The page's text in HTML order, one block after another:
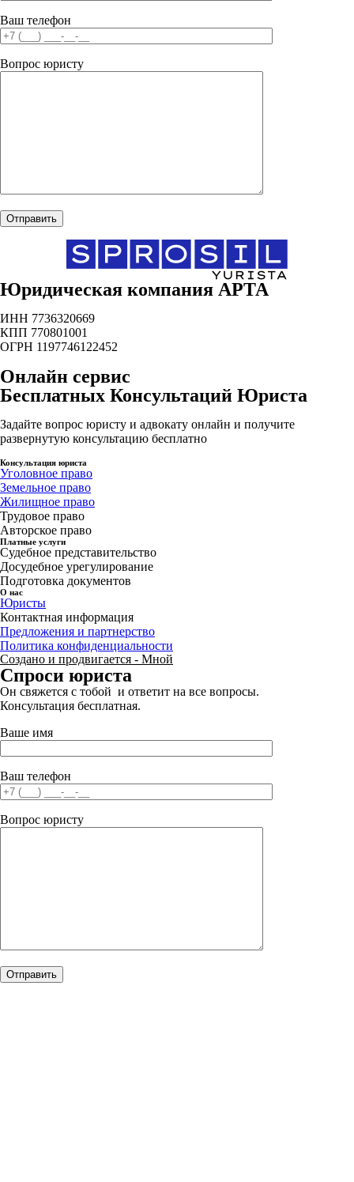
Ваш телефон
Вопрос юристу
Юридическая компания АРТА
ИНН 7736320669
КПП 770801001
ОГРН 1197746122452
Онлайн сервис
Бесплатных Консультаций Юриста
Задайте вопрос юристу и адвокату онлайн и получите
развернутую консультацию бесплатно
Консультация юриста
Уголовное право
Земельное право
Жилищное право
Трудовое право
Авторское право
Платные услуги
Судебное представительство
Досудебное урегулирование
Подготовка документов
О нас
Юристы
Контактная информация
Предложения и партнерство
Политика конфиденциальности
Создано и продвигается - Мной
Спроси юриста
Он свяжется с тобой и ответит на все вопросы.
Консультация бесплатная.
Ваше имя
Ваш телефон
Вопрос юристу